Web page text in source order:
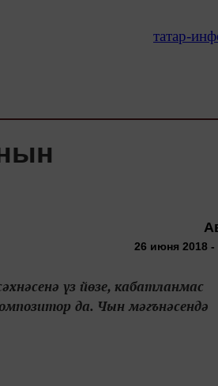
татар-
26 июня 2018 -
үз йөзе, кабатланмас
да. Чын мәгънәсендә